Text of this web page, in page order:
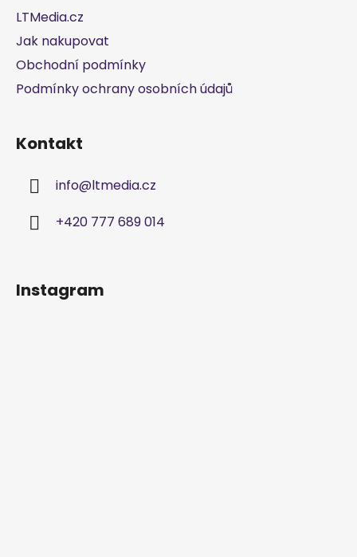
LTMedia.cz
Jak nakupovat
Obchodní podmínky
Podmínky ochrany osobních údajů
Kontakt
info@ltmedia.cz
+420 777 689 014
Instagram